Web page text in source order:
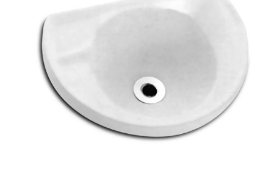
8º vaso sanitário